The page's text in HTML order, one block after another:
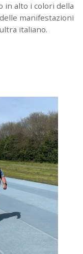
in alto i colori della
manifestazioni
italiano.